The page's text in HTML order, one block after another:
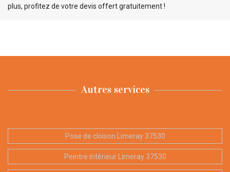
plus, profitez de votre devis offert gratuitement !
Autres services
Pose de cloison Limeray 37530
Peintre intérieur Limeray 37530